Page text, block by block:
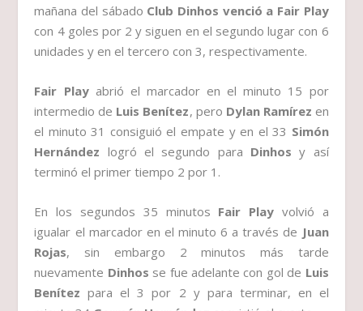
mañana del sábado Club Dinhos venció a Fair Play
con 4 goles por 2 y siguen en el segundo lugar con 6
unidades y en el tercero con 3, respectivamente.
Fair Playabrió el marcador en el minuto 15 por
intermedio de Luis Benítez, pero Dylan Ramírez en
el minuto 31 consiguió el empate y en el 33 Simón
Hernández logró el segundo para Dinhosy así
terminó el primer tiempo 2 por 1.
En los segundos 35 minutos Fair Play volvió a
igualar el marcador en el minuto 6 a través de Juan
Rojas, sin embargo 2 minutos más tarde
nuevamente Dinhos se fue adelante con gol de Luis
Benítez para el 3 por 2 y para terminar, en el